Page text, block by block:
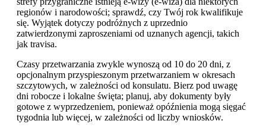
regionów i narodowości; sprawdź, czy Twój rok kwalifikuje
się. Wyjątek dotyczy podróżnych z uprzednio
zatwierdzonymi zaproszeniami od uznanych agencji, takich
jak travisa.
Czasy przetwarzania zwykle wynoszą od 10 do 20 dni, z
opcjonalnym przyspieszonym przetwarzaniem w okresach
szczytowych, w zależności od konsulatu. Bierz pod uwagę
dni robocze i lokalne święta; planuj, aby dokumenty były
gotowe z wyprzedzeniem, ponieważ opóźnienia mogą sięgać
tygodnia lub więcej, w zależności od liczby wniosków.